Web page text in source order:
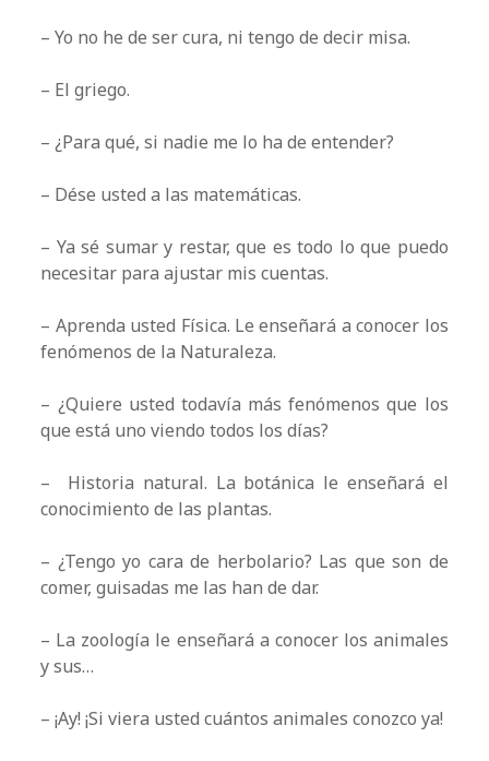
– Yo no he de ser cura, ni tengo de decir misa.
– El griego.
– ¿Para qué, si nadie me lo ha de entender?
– Dése usted a las matemáticas.
– Ya sé sumar y restar, que es todo lo que puedo
necesitar para ajustar mis cuentas.
– Aprenda usted Física. Le enseñará a conocer los
fenómenos de la Naturaleza.
– ¿Quiere usted todavía más fenómenos que los
que está uno viendo todos los días?
– Historia natural. La botánica le enseñará el
conocimiento de las plantas.
– ¿Tengo yo cara de herbolario? Las que son de
comer, guisadas me las han de dar.
– La zoología le enseñará a conocer los animales
y sus…
– ¡Ay! ¡Si viera usted cuántos animales conozco ya!